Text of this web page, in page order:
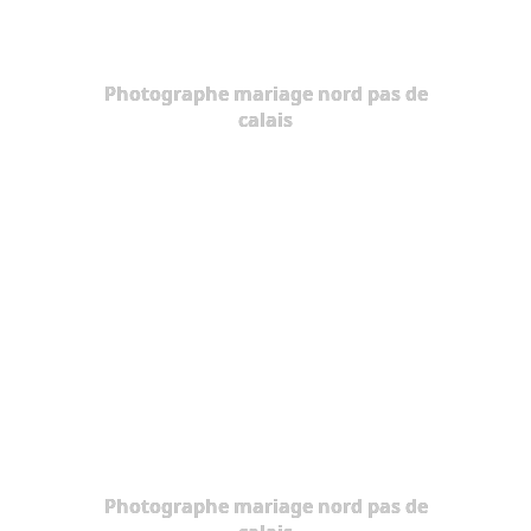
Photographe mariage nord pas de
calais
Photographe mariage nord pas de